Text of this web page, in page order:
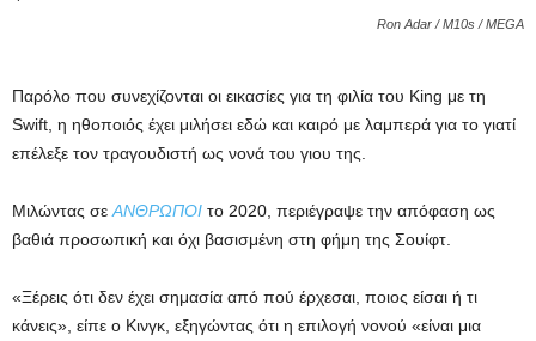
Ron Adar / M10s / MEGA
Παρόλο που συνεχίζονται οι εικασίες για τη φιλία του King με τη
Swift, η ηθοποιός έχει μιλήσει εδώ και καιρό με λαμπερά για το γιατί
επέλεξε τον τραγουδιστή ως νονά του γιου της.
Μιλώντας σεΑΝΘΡΩΠΟΙ το 2020, περιέγραψε την απόφαση ως
βαθιά προσωπική και όχι βασισμένη στη φήμη της Σουίφτ.
«Ξέρεις ότι δεν έχει σημασία από πού έρχεσαι, ποιος είσαι ή τι
κάνεις», είπε ο Κινγκ, εξηγώντας ότι η επιλογή νονού «είναι μια